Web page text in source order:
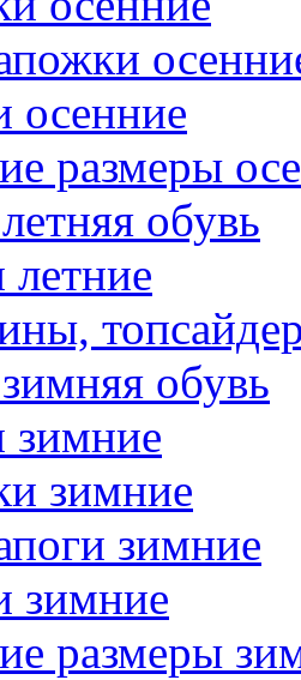
осенние
размеры
обувь
летние
обувь
зимние
зимние
зимние
зимние
размеры